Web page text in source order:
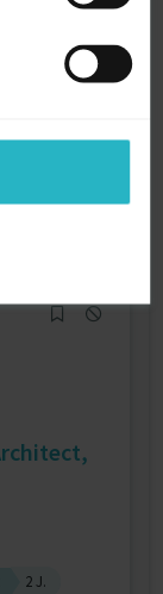
2 J.